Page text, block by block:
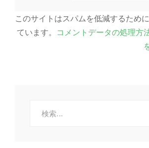
このサイトはスパムを低減するため
ています。 コメントデータの処理方